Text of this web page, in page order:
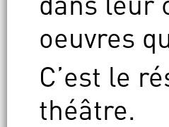
oeuvres
C’est le
théâtre.